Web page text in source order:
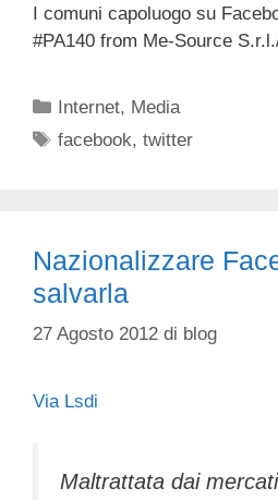
I comuni capoluogo su
#PA140 from Me-Source
Categorie
Internet, Media
Tag
facebook,twitter
Nazionalizzare
salvarla
27 Agosto 2012 di blog
Via Lsdi
Maltrattata dai